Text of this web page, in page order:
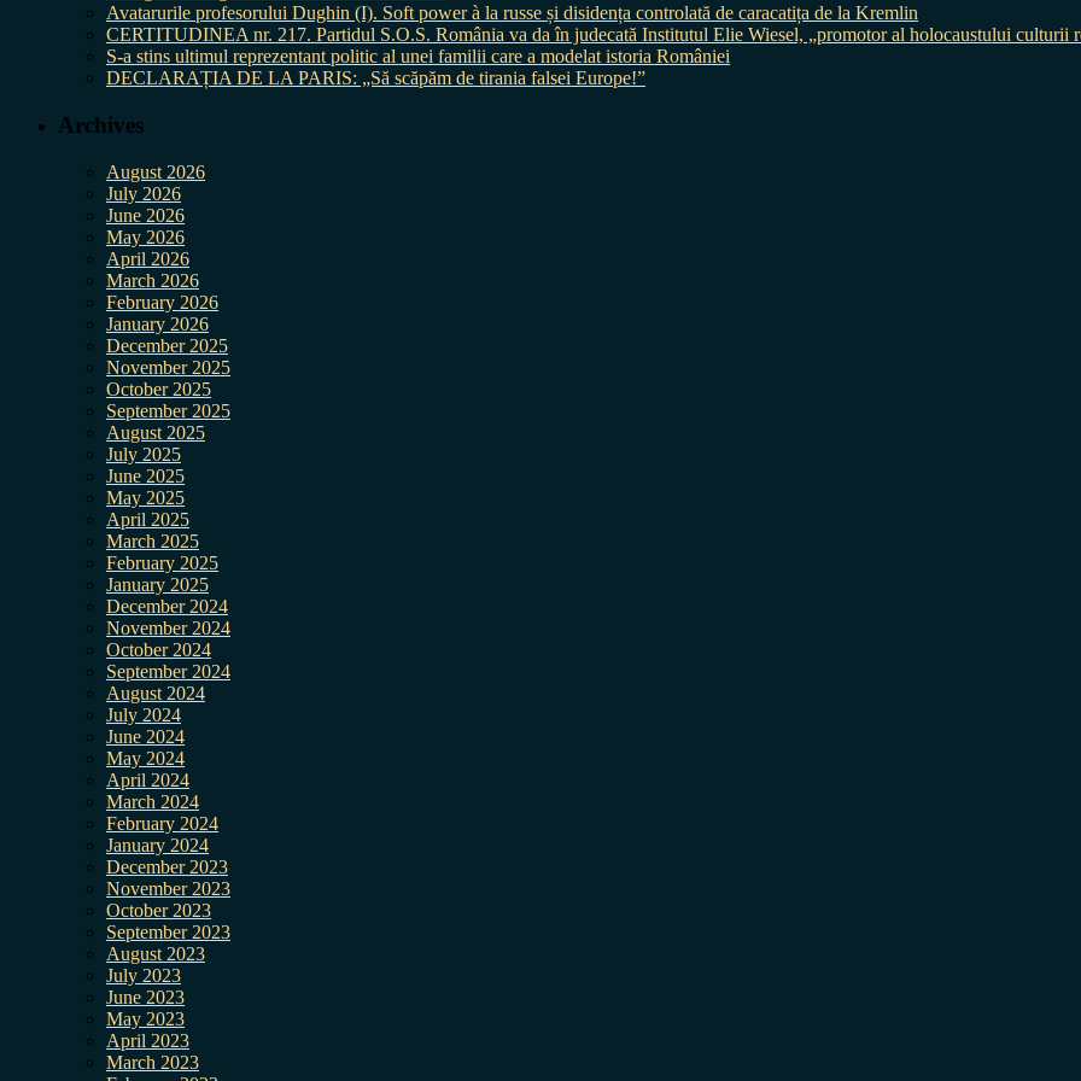
Avatarurile profesorului Dughin (I). Soft power à la russe și disidența controlată de caracatița de la Kremlin
CERTITUDINEA nr. 217. Partidul S.O.S. România va da în judecată Institutul Elie Wiesel, „promotor al holocaustului culturii
S-a stins ultimul reprezentant politic al unei familii care a modelat istoria României
DECLARAȚIA DE LA PARIS: „Să scăpăm de tirania falsei Europe!”
Archives
August 2026
July 2026
June 2026
May 2026
April 2026
March 2026
February 2026
January 2026
December 2025
November 2025
October 2025
September 2025
August 2025
July 2025
June 2025
May 2025
April 2025
March 2025
February 2025
January 2025
December 2024
November 2024
October 2024
September 2024
August 2024
July 2024
June 2024
May 2024
April 2024
March 2024
February 2024
January 2024
December 2023
November 2023
October 2023
September 2023
August 2023
July 2023
June 2023
May 2023
April 2023
March 2023